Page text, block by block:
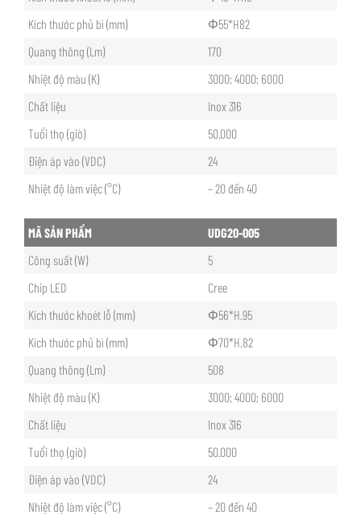
Kích thước phủ bì (mm)
Φ55*H82
Quang thông (Lm)
170
Nhiệt độ màu (K)
3000; 4000; 6000
Chất liệu
Inox 316
Tuổi thọ (giờ)
50.000
Điện áp vào (VDC)
24
Nhiệt độ làm việc (°C)
– 20 đến 40
MÃ SẢN PHẨM
UDG20-005
Công suất (W)
5
Chip LED
Cree
Kích thước khoét lỗ (mm)
Φ56*H.95
Kích thước phủ bì (mm)
Φ70*H.82
Quang thông (Lm)
508
Nhiệt độ màu (K)
3000; 4000; 6000
Chất liệu
Inox 316
Tuổi thọ (giờ)
50.000
Điện áp vào (VDC)
24
Nhiệt độ làm việc (°C)
– 20 đến 40